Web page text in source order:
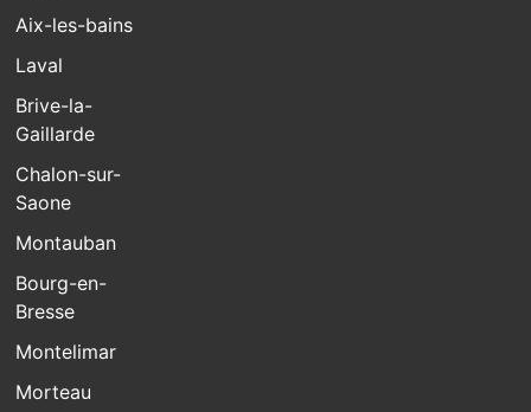
Aix-les-bains
Laval
Brive-la-
Gaillarde
Chalon-sur-
Saone
Montauban
Bourg-en-
Bresse
Montelimar
Morteau